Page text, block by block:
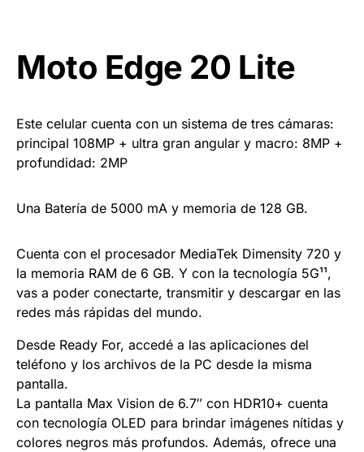
Moto Edge 20 Lite
Este celular cuenta con un sistema de tres cámaras:
principal 108MP + ultra gran angular y macro: 8MP +
profundidad: 2MP
Una Batería de 5000 mA y memoria de 128 GB.
Cuenta con el procesador MediaTek Dimensity 720 y
la memoria RAM de 6 GB. Y con la tecnología 5G¹¹,
vas a poder conectarte, transmitir y descargar en las
redes más rápidas del mundo.
Desde Ready For, accedé a las aplicaciones del
teléfono y los archivos de la PC desde la misma
pantalla.
La pantalla Max Vision de 6.7″ con HDR10+ cuenta
con tecnología OLED para brindar imágenes nítidas y
colores negros más profundos. Además, ofrece una